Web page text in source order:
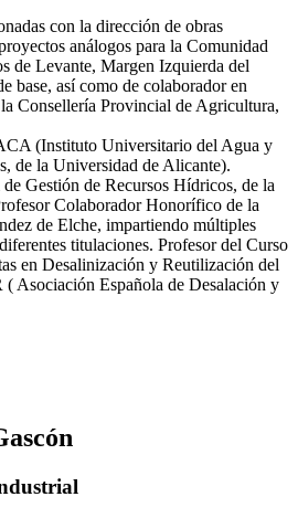
con la dirección de obras
análogos para la Comunidad
de Levante, Margen Izquierda del
base, así como de colaborador en
Consellería Provincial de Agricultura,
(Instituto Universitario del Agua y
de la Universidad de Alicante).
Gestión de Recursos Hídricos, de la
Colaborador Honorífico de la
de Elche, impartiendo múltiples
titulaciones. Profesor del Curso
en Desalinización y Reutilización del
Asociación Española de Desalación y